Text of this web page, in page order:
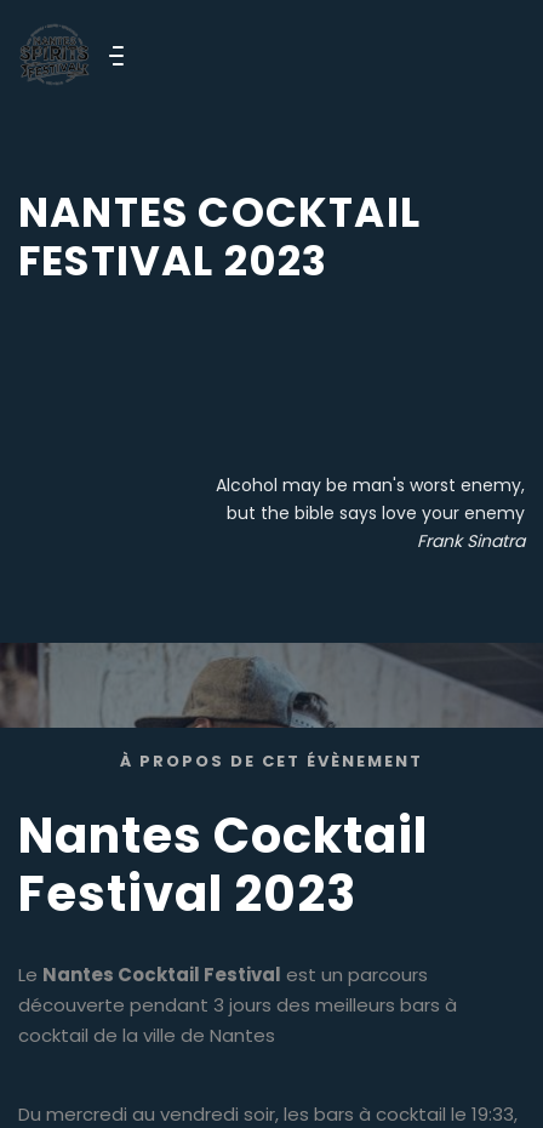
NANTES COCKTAIL
FESTIVAL 2023
Alcohol may be man's worst enemy,
but the bible says love your enemy
Frank Sinatra
À PROPOS DE CET ÉVÈNEMENT
Nantes Cocktail
Festival 2023
Le Nantes Cocktail Festival est un parcours
découverte pendant 3 jours des meilleurs bars à
cocktail de la ville de Nantes
Du mercredi au vendredi soir, les bars à cocktail le 19:33,